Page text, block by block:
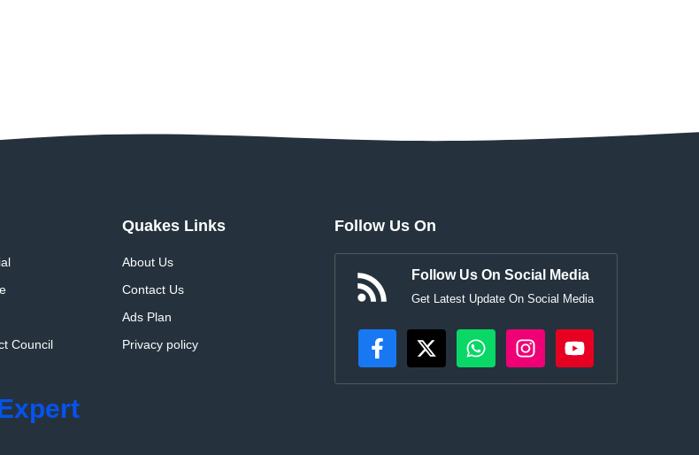
Council
Quakes Links
About Us
Contact Us
Ads Plan
Privacy policy
Follow Us On
Follow Us On Social Media
Get Latest Update On Social Media